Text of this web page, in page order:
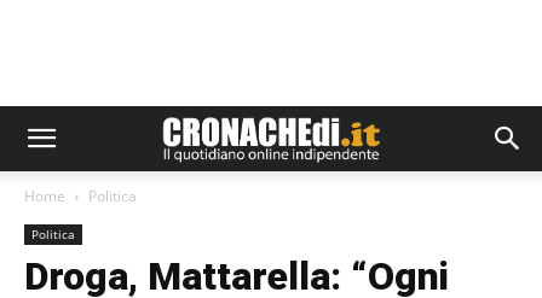
Home Politica
Politica
Droga, Mattarella: “Ogni